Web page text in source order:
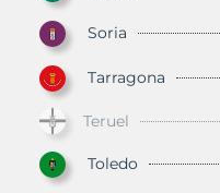
Soria
Tarragona
Teruel
Toledo